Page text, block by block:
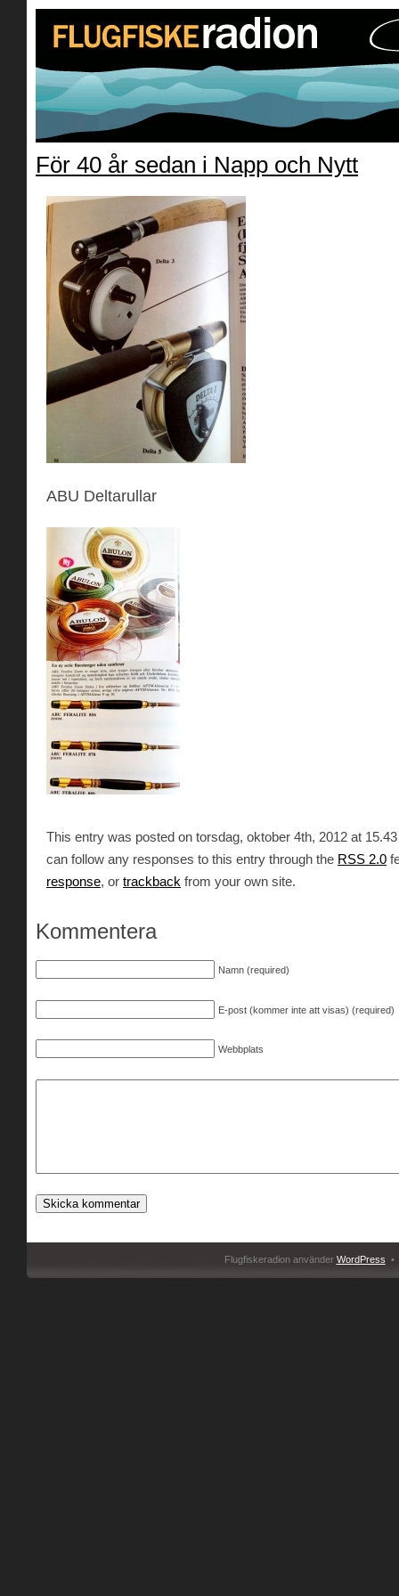
För 40 år sedan i Napp och Nytt
ABU Deltarullar
This entry was posted on torsdag, oktober 4th, 2012 at
can follow any responses to this entry through the RSS 2.0
response, or trackback from your own site.
Kommentera
Namn (required)
E-post (kommer inte att visas) (required)
Webbplats
Flugfiskeradion använder WordPress •